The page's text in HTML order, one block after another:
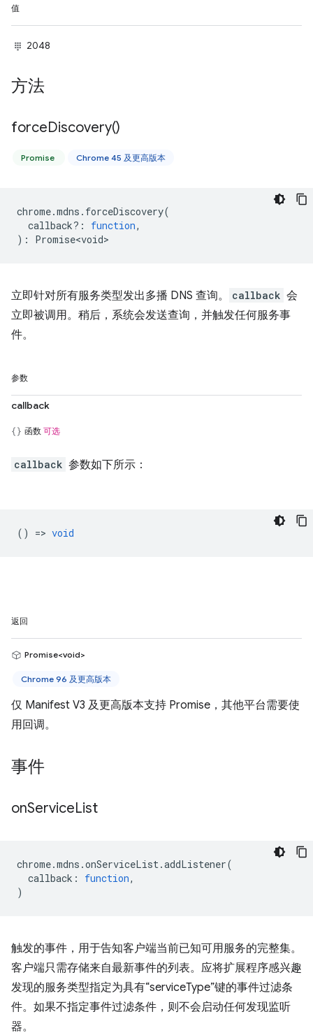
值
2048
方法
forceDiscovery()
Promise Chrome 45 及更高版本
chrome.mdns . forceDiscovery(
callback? : function,
) : Promise<void>
立即针对所有服务类型发出多播 DNS 查询。 callback 会
立即被调用。稍后，系统会发送查询，并触发任何服务事
件。
参数
callback
函数 可选
callback 参数如下所示：
() => void
返回
Promise<void>
Chrome 96 及更高版本
仅 Manifest V3 及更高版本支持 Promise，其他平台需要使
用回调。
事件
onServiceList
chrome.mdns .onServiceList.addListener(
callback : function,
)
触发的事件，用于告知客户端当前已知可用服务的完整集。
客户端只需存储来自最新事件的列表。应将扩展程序感兴趣
发现的服务类型指定为具有“serviceType”键的事件过滤条
件。如果不指定事件过滤条件，则不会启动任何发现监听
器。